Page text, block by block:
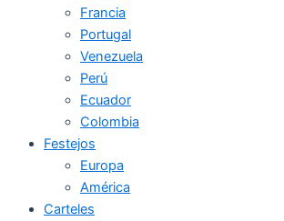
Francia
Portugal
Venezuela
Perú
Ecuador
Colombia
Festejos
Europa
América
Carteles